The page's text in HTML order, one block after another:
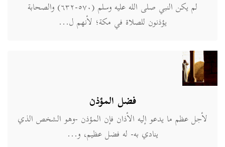
لم يكن النبي صلى الله عليه وسلم (٥٧٠-٦٣٢) والصحابة
يؤذنون للصلاة في مكة؛ لأنهم ل...
فضل المؤذن
لأجل عظم ما يدعو إليه الأذان فإن المؤذن -وهو الشخص الذي
ينادي به- له فضل عظيم، و...